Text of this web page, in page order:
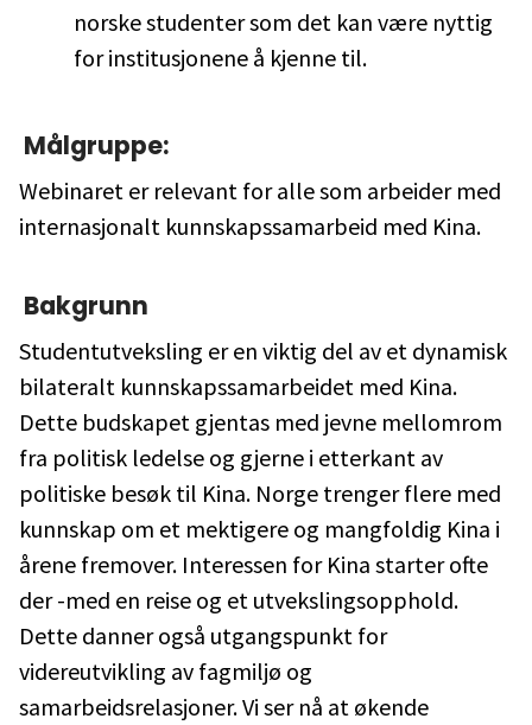
norske studenter som det kan være nyttig
for institusjonene å kjenne til.
Målgruppe:
Webinaret er relevant for alle som arbeider med
internasjonalt kunnskapssamarbeid med Kina.
Bakgrunn
Studentutveksling er en viktig del av et dynamisk
bilateralt kunnskapssamarbeidet med Kina.
Dette budskapet gjentas med jevne mellomrom
fra politisk ledelse og gjerne i etterkant av
politiske besøk til Kina. Norge trenger flere med
kunnskap om et mektigere og mangfoldig Kina i
årene fremover. Interessen for Kina starter ofte
der -med en reise og et utvekslingsopphold.
Dette danner også utgangspunkt for
videreutvikling av fagmiljø og
samarbeidsrelasjoner. Vi ser nå at økende